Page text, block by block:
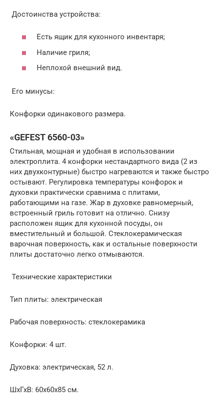
Достоинства устройства:
Есть ящик для кухонного инвентаря;
Наличие гриля;
Неплохой внешний вид.
Его минусы:
Конфорки одинакового размера.
«GEFEST 6560-03»
Стильная, мощная и удобная в использовании
электроплита. 4 конфорки нестандартного вида (2 из
них двухконтурные) быстро нагреваются и также быстро
остывают. Регулировка температуры конфорок и
духовки практически сравнима с плитами,
работающими на газе. Жар в духовке равномерный,
встроенный гриль готовит на отлично. Снизу
расположен ящик для кухонной посуды, он
вместительный и большой. Стеклокерамическая
варочная поверхность, как и остальные поверхности
плиты достаточно легко отмываются.
Технические характеристики
Тип плиты: электрическая
Рабочая поверхность: стеклокерамика
Конфорки: 4 шт.
Духовка: электрическая, 52 л.
ШхГхВ: 60x60x85 см.